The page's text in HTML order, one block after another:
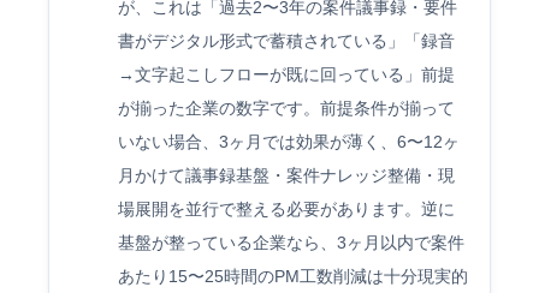
が、これは「過去2〜3年の案件議事録・要件
書がデジタル形式で蓄積されている」「録音
→文字起こしフローが既に回っている」前提
が揃った企業の数字です。前提条件が揃って
いない場合、3ヶ月では効果が薄く、6〜12ヶ
月かけて議事録基盤・案件ナレッジ整備・現
場展開を並行で整える必要があります。逆に
基盤が整っている企業なら、3ヶ月以内で案件
あたり15〜25時間のPM工数削減は十分現実的